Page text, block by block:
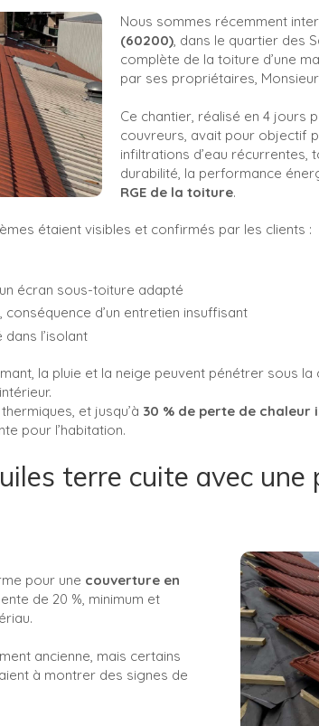
Nous sommes récemment
(60200), dans le quartier des
complète de la toiture d’une
par ses propriétaires,
Ce chantier, réalisé en 4 jours
couvreurs, avait pour objectif
infiltrations d’eau récurrentes,
durabilité, la performance
RGE de la toiture.
étaient visibles et confirmés par les clients :
écran sous-toiture adapté
d’un entretien insuffisant
dans l’isolant
la pluie et la neige peuvent pénétrer sous la
et jusqu’à 30 % de perte de chaleur
pour l’habitation.
terre cuite avec une
pour une couverture en
de 20 %, minimum et
ancienne, mais certains
à montrer des signes de